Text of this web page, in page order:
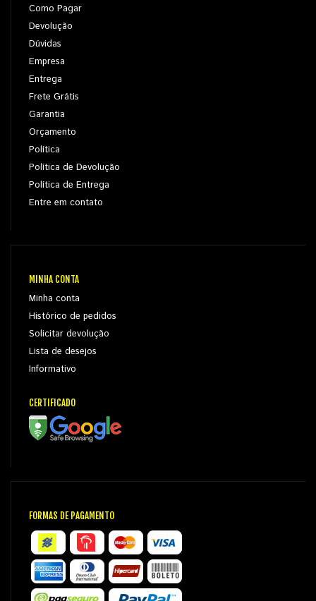
Como Pagar
Devolução
Dúvidas
Empresa
Entrega
Frete Grátis
Garantia
Orçamento
Política
Política de Devolução
Política de Entrega
Entre em contato
MINHA CONTA
Minha conta
Histórico de pedidos
Solicitar devolução
Lista de desejos
Informativo
CERTIFICADO
FORMAS DE PAGAMENTO